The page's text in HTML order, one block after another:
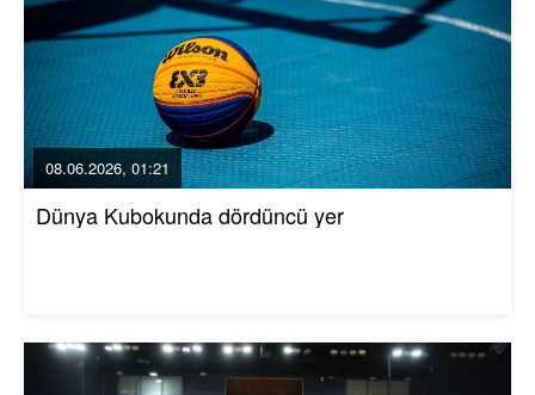
08.06.2026, 01:21
Dünya Kubokunda dördüncü yer